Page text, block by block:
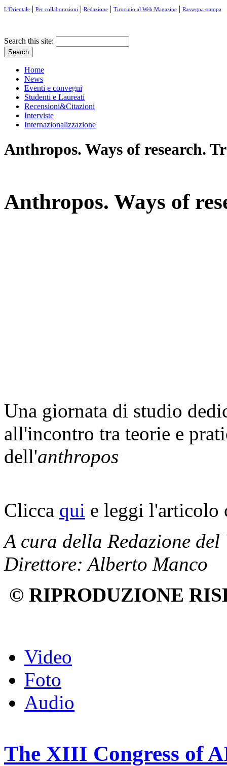
L'Orientale | Per collaborazioni | Redazione | Tirocinio al Web Magazine | Rassegna stampa
Search this site:
Home
News
Eventi e convegni
Studenti e Laureati
Recensioni&Citazioni
Interviste
Internazionalizzazione
Anthropos. Ways of research.
Anthropos. Ways of
Una giornata di studio
all'incontro tra teorie e
dell'anthropos
Clicca qui e leggi l'articolo
A cura della Redazione del
Direttore: Alberto Manco
© RIPRODUZIONE
Video
Foto
Audio
The XIII Congress of